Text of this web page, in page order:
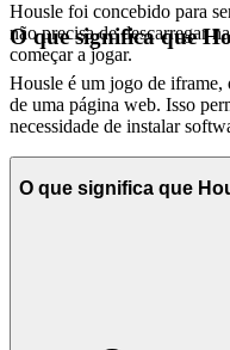
Housle foi concebido para
não precisa de descarregar
começar a jogar.
O que significa que
Housle é um jogo de iframe,
de uma página web. Isso
necessidade de instalar
O que significa que